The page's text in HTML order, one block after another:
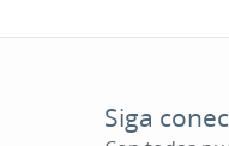
Siga